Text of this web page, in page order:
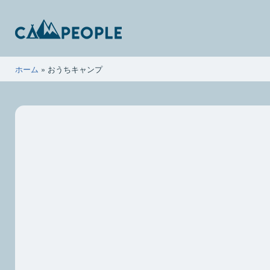
ン
キ
ャ
ピ
ホーム » おうちキャンプ